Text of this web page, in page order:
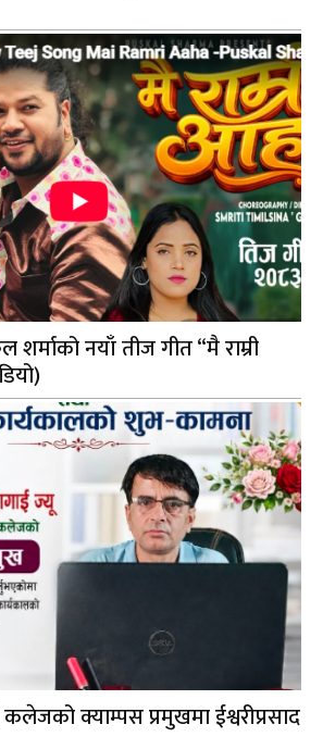
नयाँ तीज गीत “मै राम्री
क्याम्पस प्रमुखमा ईश्वरीप्रसाद